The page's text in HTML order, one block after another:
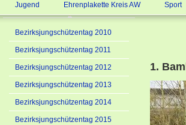
Jugend Ehrenplakette Kreis AW Sport
Bezirksjungschützentag 2010
Bezirksjungschützentag 2011
Bezirksjungschützentag 2012
Bezirksjungschützentag 2013
Bezirksjungschützentag 2014
Bezirksjungschützentag 2015
1.